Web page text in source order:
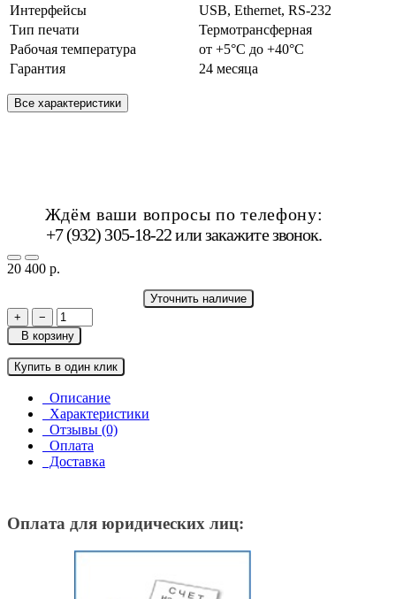
Интерфейсы
USB, Ethernet, RS-232
Тип печати
Термотрансферная
Рабочая температура
от +5°C до +40°C
Гарантия
24 месяца
Все характеристики
Ждём ваши вопросы по телефону:
+7 (932) 305-18-22 илизакажите звонок.
20 400 р.
Уточнить наличие
+
−
В корзину
Купить в один клик
Описание
Характеристики
Отзывы (0)
Оплата
Доставка
Оплата для юридических лиц: